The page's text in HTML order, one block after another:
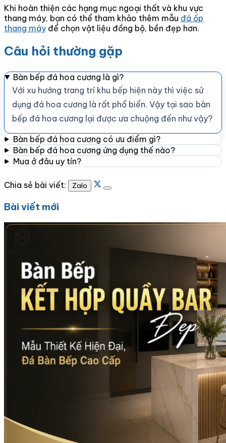
Khi hoàn thiện các hạng mục ngoại thất và khu vực
thang máy, bạn có thể tham khảo thêm mẫu đá ốp
thang máy để chọn vật liệu đồng bộ, bền đẹp hơn.
Câu hỏi thường gặp
Bàn bếp đá hoa cương là gì?
Với xu hướng trang trí khu bếp hiện này thì việc sử
dụng đá hoa cương là rất phổ biển. Vậy tại sao bàn
bếp đá hoa cương lại được ưa chuộng đến như vậy?
Bàn bếp đá hoa cương có ưu điểm gì?
Bàn bếp đá hoa cương ứng dụng thế nào?
Mua ở đâu uy tín?
Chia sẻ bài viết: Zalo
Bài viết mới